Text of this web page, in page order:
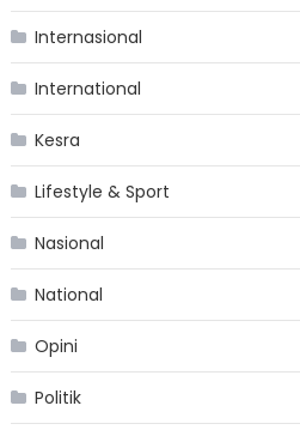
Internasional
International
Kesra
Lifestyle & Sport
Nasional
National
Opini
Politik